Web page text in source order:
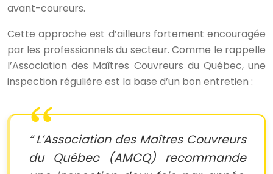
avant-coureurs.
Cette approche est d’ailleurs fortement encouragée
par les professionnels du secteur. Comme le rappelle
l’Association des Maîtres Couvreurs du Québec, une
inspection régulière est la base d’un bon entretien :
L’Association des Maîtres Couvreurs
du Québec (AMCQ) recommande